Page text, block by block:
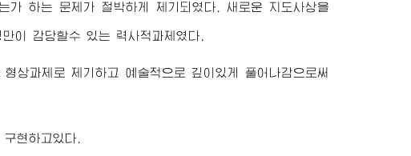
가 하는 문제가 절박하게 제기되였다. 새로운 지도사상을
만이 감당할수 있는 력사적과제였다.
상과제로 제기하고 예술적으로 깊이있게 풀어나감으로써
현하고있다.